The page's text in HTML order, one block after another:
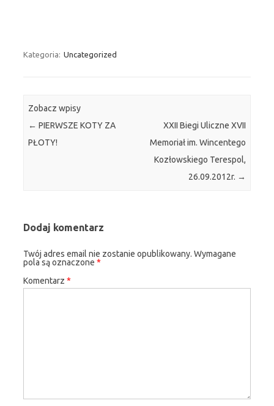
Kategoria: Uncategorized
Zobacz wpisy
← PIERWSZE KOTY ZA
PŁOTY!
XXII Biegi Uliczne XVII
Memoriał im. Wincentego
Kozłowskiego Terespol,
26.09.2012r. →
Dodaj komentarz
Twój adres email nie zostanie opublikowany. Wymagane
pola są oznaczone *
Komentarz *